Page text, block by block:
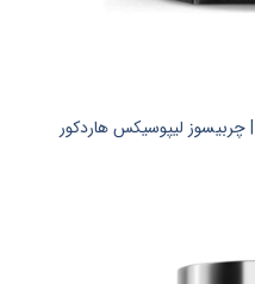
NUTREX Lipo6 hardcore – 60 caps | چربیسوز لیپوسیکس هاردکور